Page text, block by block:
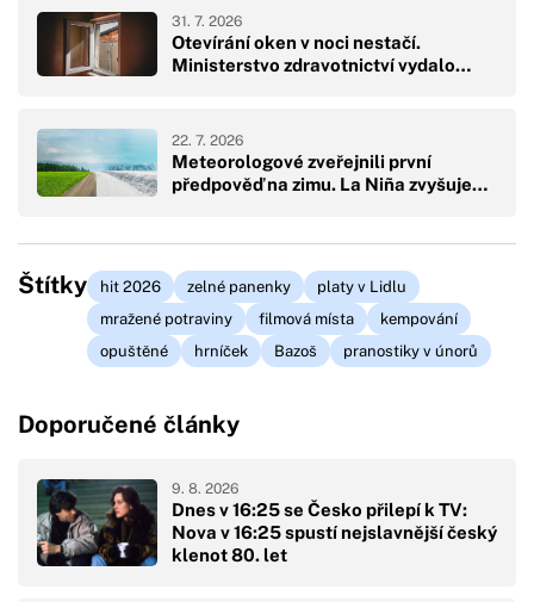
Otevírání oken v noci nestačí.
Ministerstvo zdravotnictví vydalo…
31. 7. 2026
Meteorologové zveřejnili první
předpověď na zimu. La Niña zvyšuje…
22. 7. 2026
Štítky hit 2026 zelné panenky
platy v Lidlu
mražené potraviny
filmová místa
kempování
opuštěné
hrníček Bazoš pranostiky v únorů
Doporučené články
Dnes v 16:25 se Česko přilepí k TV:
Nova v 16:25 spustí nejslavnější český
klenot 80. let
9. 8. 2026